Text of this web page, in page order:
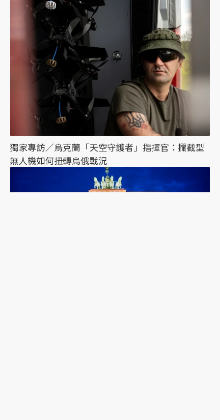
獨家專訪／烏克蘭「天空守護者」指揮官：攔截型
無人機如何扭轉烏俄戰況